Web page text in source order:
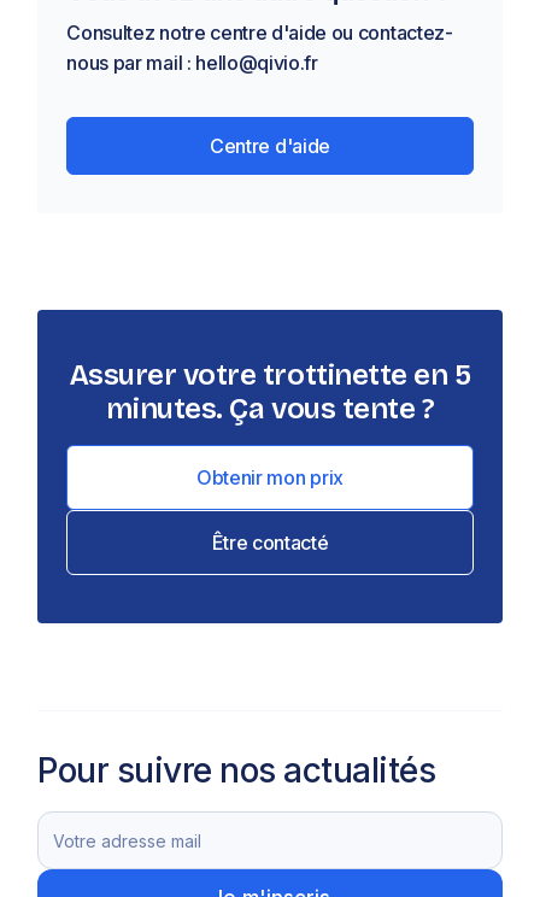
avril 2024, cette attestation n'est plus verte et a
été renommée carte internationale d’assurance
automobile.
Consultez notre centre d'aide ou contactez-
nous par mail : hello@qivio.fr
Centre d'aide
Assurer votre trottinette en 5
minutes. Ça vous tente ?
Obtenir mon prix
Être contacté
Pour suivre nos actualités